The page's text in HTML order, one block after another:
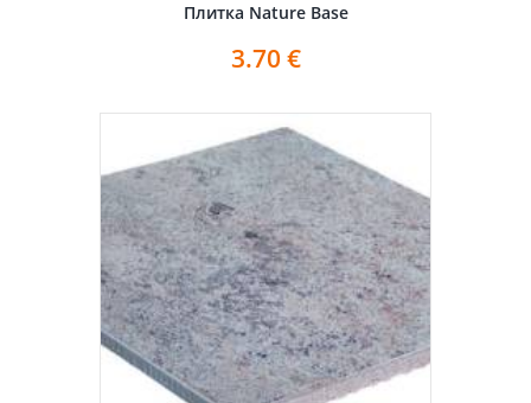
Плитка Nature Base
3.70 €